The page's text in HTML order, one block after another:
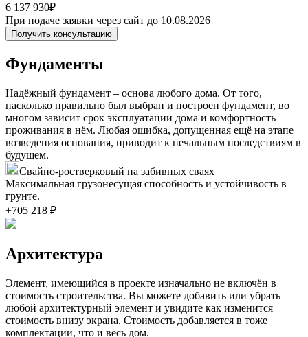
6 137 930₽
При подаче заявки через сайт до 10.08.2026
Получить консультацию
Фундаменты
Надёжный фундамент – основа любого дома. От того,
насколько правильно был выбран и построен фундамент, во
многом зависит срок эксплуатации дома и комфортность
проживания в нём. Любая ошибка, допущенная ещё на этапе
возведения основания, приводит к печальным последствиям в
будущем.
Свайно-ростверковый на забивных сваях
Максимальная грузонесущая способность и устойчивость в
грунте.
+705 218 ₽
Архитектура
Элемент, имеющийся в проекте изначально не включён в
стоимость строительства. Вы можете добавить или убрать
любой архитектурный элемент и увидите как изменится
стоимость внизу экрана. Стоимость добавляется в тоже
комплектации, что и весь дом.